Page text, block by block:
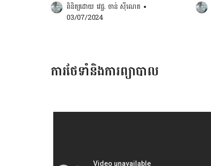
ពិនិត្យដោយ វេជ្ជ. ចាន់ ស៊ីណេត •
03/07/2024
ការថែទាំនិងការព្យាបាល